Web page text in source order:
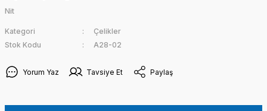
Nit
Kategori
Çelikler
Stok Kodu
A28-02
Yorum Yaz Tavsiye Et Paylaş